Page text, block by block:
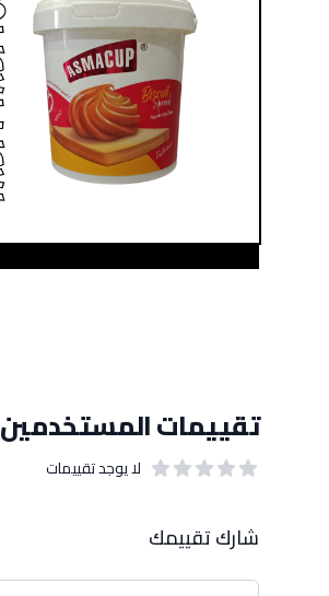
تقييمات المستخدمين
لا يوجد تقييمات
شارك تقييمك